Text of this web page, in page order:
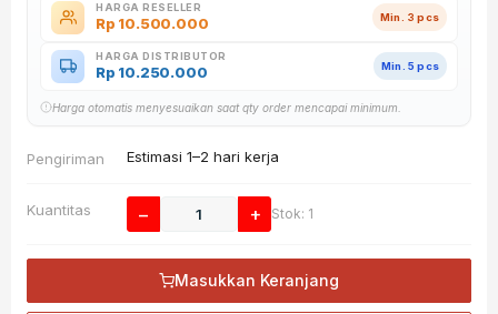
HARGA RESELLER
Rp 10.500.000 Min. 3 pcs
HARGA DISTRIBUTOR
Rp 10.250.000 Min. 5 pcs
Harga otomatis menyesuaikan saat qty order mencapai minimum.
Pengiriman Estimasi 1–2 hari kerja
Kuantitas − + Stok: 1
Masukkan Keranjang